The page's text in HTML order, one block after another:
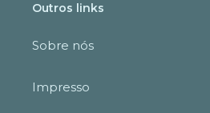
Outros links
Sobre nós
Impresso